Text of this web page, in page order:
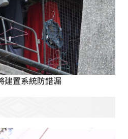
建置系統防錯漏